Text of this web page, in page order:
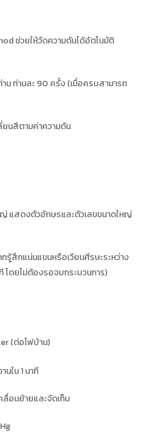
ช่วยให้วัดความดันได้อัตโนมัติ
น ท่านละ 90 ครั้ง (เมื่อครบสามารถ
ยนสีตามค่าความดัน
แสดงตัวอักษรและตัวเลขขนาดใหญ่
รู้สึกแน่นแขนหรือเวียนศีรษะระหว่าง
โดยไม่ต้องรอจบกระบวนการ)
(ต่อไฟบ้าน)
ใน 1 นาที
ลื่อนย้ายและจัดเก็บ